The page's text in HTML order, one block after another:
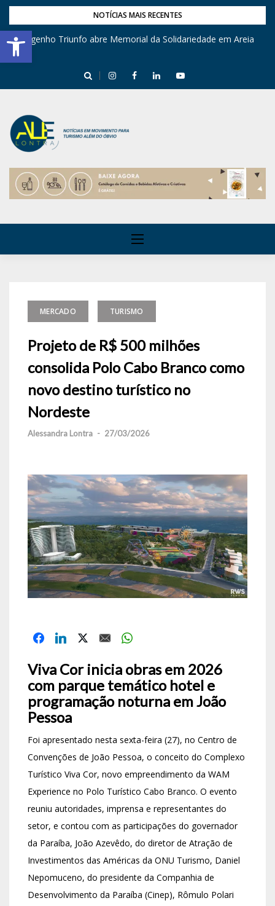
Barra de Ferramentas Aberta
NOTÍCIAS MAIS RECENTES
Engenho Triunfo abre Memorial da Solidariedade em Areia
MERCADO TURISMO
Projeto de R$ 500 milhões
consolida Polo Cabo Branco como
novo destino turístico no
Nordeste
Alessandra Lontra - 27/03/2026
Viva Cor inicia obras em 2026
com parque temático hotel e
programação noturna em João
Pessoa
Foi apresentado nesta sexta-feira (27), no Centro de
Convenções de João Pessoa, o conceito do Complexo
Turístico Viva Cor, novo empreendimento da WAM
Experience no Polo Turístico Cabo Branco. O evento
reuniu autoridades, imprensa e representantes do
setor, e contou com as participações do governador
da Paraíba, João Azevêdo, do diretor de Atração de
Investimentos das Américas da ONU Turismo, Daniel
Nepomuceno, do presidente da Companhia de
Desenvolvimento da Paraíba (Cinep), Rômulo Polari